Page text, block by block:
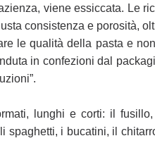
vieneessiccata. Le
consistenza e porosità,
le qualità della pasta e
in confezioni dal
lunghi e corti: il
spaghetti, i bucatini, il